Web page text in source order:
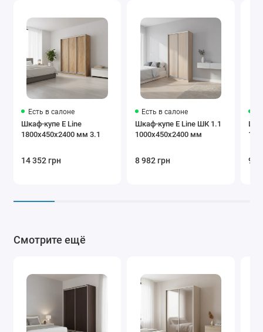
Есть в салоне
Шкаф-купе E Line
1800х450х2400 мм 3.1
14 352 грн
Есть в салоне
Шкаф-купе E Line ШК 1.1
1000х450х2400 мм
8 982 грн 9
Смотрите ещё